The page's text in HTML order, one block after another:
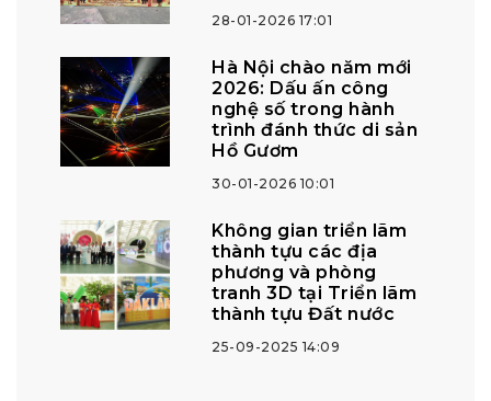
28-01-2026 17:01
Hà Nội chào năm mới
2026: Dấu ấn công
nghệ số trong hành
trình đánh thức di sản
Hồ Gươm
30-01-2026 10:01
Không gian triển lãm
thành tựu các địa
phương và phòng
tranh 3D tại Triển lãm
thành tựu Đất nước
25-09-2025 14:09